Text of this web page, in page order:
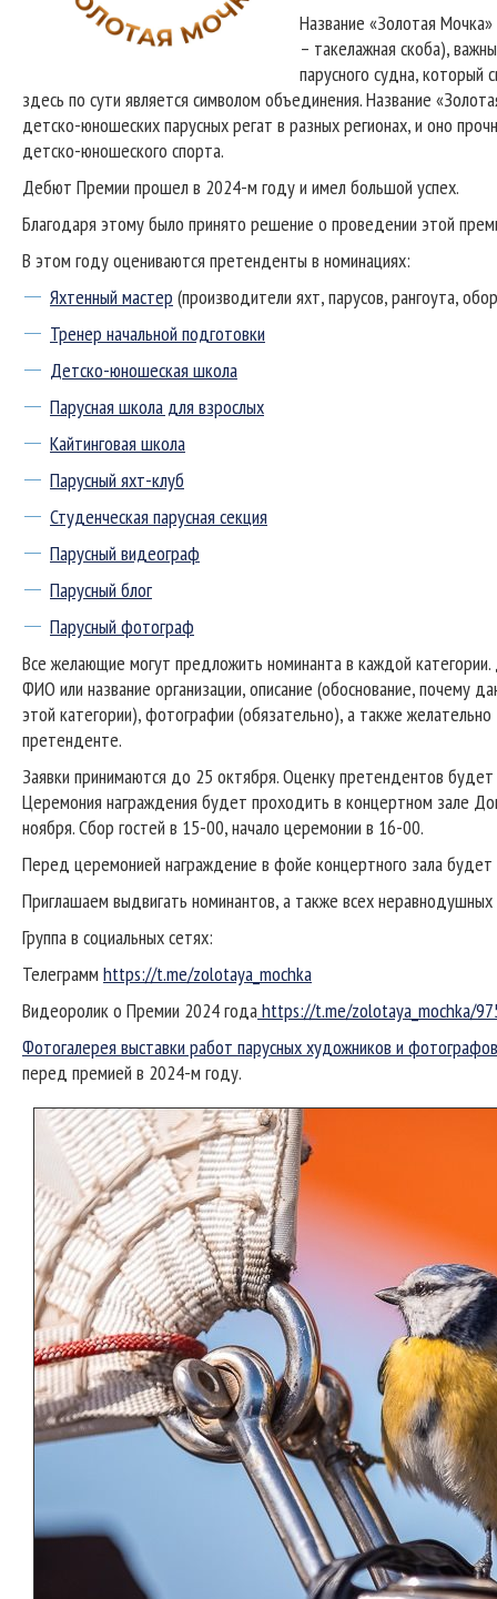
Название «Золотая
– такелажная скоба),
парусного судна,
здесь по сути является символом объединения. Название
детско-юношеских парусных регат в разных регионах, и оно
детско-юношеского спорта.
Дебют Премии прошел в 2024-м году и имел большой успех.
Благодаря этому было принято решение о проведении этой
В этом году оцениваются претенденты в номинациях:
Яхтенный мастер (производители яхт, парусов, рангоута,
Тренер начальной подготовки
Детско-юношеская школа
Парусная школа для взрослых
Кайтинговая школа
Парусный яхт-клуб
Студенческая парусная секция
Парусный видеограф
Парусный блог
Парусный фотограф
Все желающие могут предложить номинанта в каждой
ФИО или название организации, описание (обоснование, почему
этой категории), фотографии (обязательно), а также
претенденте.
Заявки принимаются до 25 октября. Оценку претендентов
Церемония награждения будет проходить в концертном зале
ноября. Сбор гостей в 15-00, начало церемонии в 16-00.
Перед церемонией награждение в фойе концертного зала
Приглашаем выдвигать номинантов, а также всех
Группа в социальных сетях:
Телеграмм https://t.me/zolotaya_mochka
Видеоролик о Премии 2024 годаhttps://t.me/zolotaya_mochka/
Фотогалерея выставки работ парусных художников и фотографов
перед премией в 2024-м году.